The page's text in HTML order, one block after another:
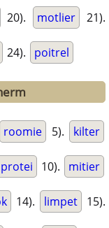
20). motlier 21).
24). poitrel
roomie 5). kilter
protei 10). mitier
14). limpet 15).